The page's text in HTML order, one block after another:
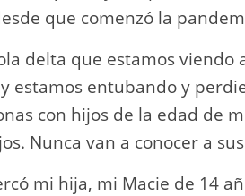
que comenzó la
delta que estamos viendo
estamos entubando y
con hijos de la edad de
Nunca van a conocer a
mi hija, mi Macie de 14